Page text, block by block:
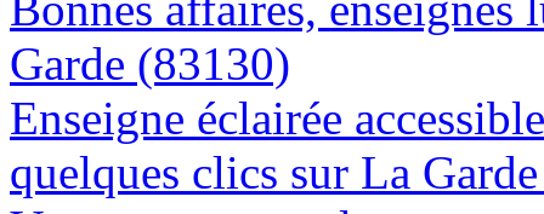
Garde (83130)
Enseigne éclairée
quelques clics sur La